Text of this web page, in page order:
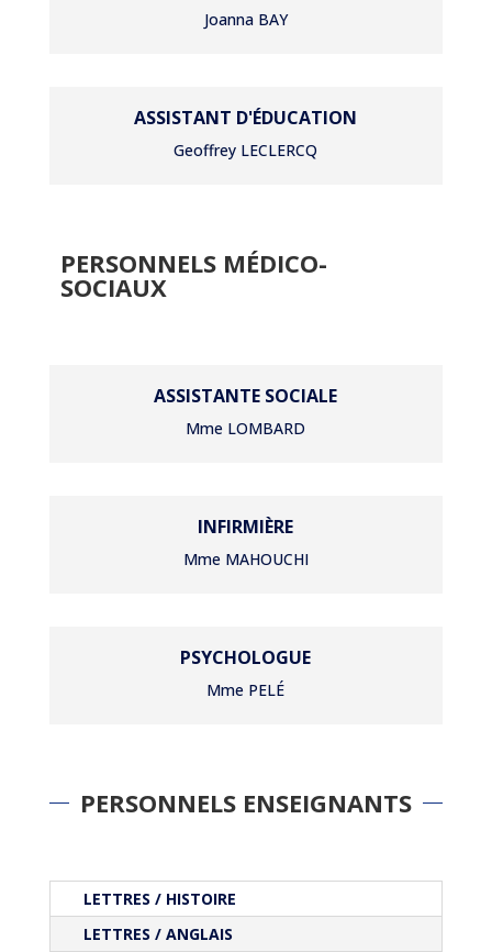
Joanna BAY
ASSISTANT D'ÉDUCATION
Geoffrey LECLERCQ
PERSONNELS MÉDICO-
SOCIAUX
ASSISTANTE SOCIALE
Mme LOMBARD
INFIRMIÈRE
Mme MAHOUCHI
PSYCHOLOGUE
Mme PELÉ
PERSONNELS ENSEIGNANTS
LETTRES / HISTOIRE
LETTRES / ANGLAIS